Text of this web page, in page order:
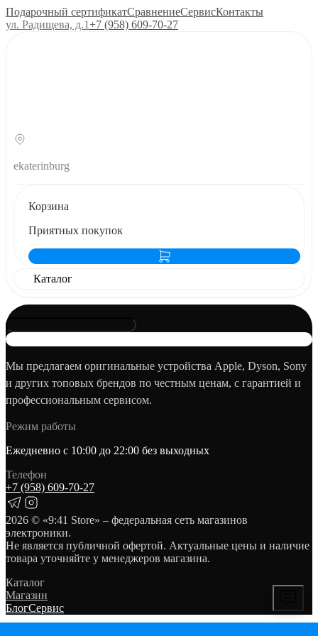
Подарочный сертификатСравнениеСервисКонтакты
ул. Радищева, д.1+7 (958) 609‑70‑27
ekaterinburg
Корзина
Приятных покупок
Каталог
Мы предлагаем оригинальные устройства Apple, Dyson, Sony
и других топовых брендов по честным ценам, с гарантией и
профессиональным сервисом.
Режим работы
Ежедневно с 10:00 до 22:00 без выходных
Телефон
+7 (958) 609‑70‑27
2026 © «9:41 Store» – федеральная сеть магазинов
электроники.
Не является публичной офертой. Актуальные цены и наличие
товара уточняйте у менеджеров магазина.
Каталог
Магазин
БлогСервис